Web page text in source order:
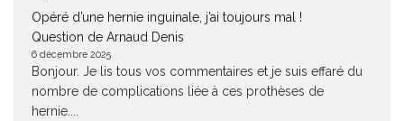
Opéré d’une hernie inguinale, j’ai toujours mal !
Question de Arnaud Denis
6 décembre 2025
Bonjour. Je lis tous vos commentaires et je suis effaré du
nombre de complications liée à ces prothèses de
hernie....